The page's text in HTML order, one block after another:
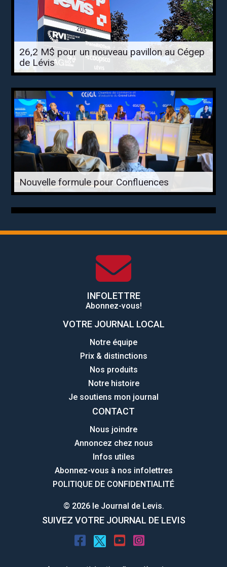
26,2 M$ pour un nouveau pavillon au Cégep
de Lévis
Nouvelle formule pour Confluences
INFOLETTRE
Abonnez-vous!
VOTRE JOURNAL LOCAL
Notre équipe
Prix & distinctions
Nos produits
Notre histoire
Je soutiens mon journal
CONTACT
Nous joindre
Annoncez chez nous
Infos utiles
Abonnez-vous à nos infolettres
POLITIQUE DE CONFIDENTIALITÉ
© 2026 le Journal de Levis.
SUIVEZ VOTRE JOURNAL DE LEVIS